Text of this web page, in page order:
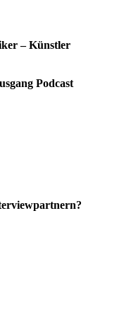
– Künstler
Podcast